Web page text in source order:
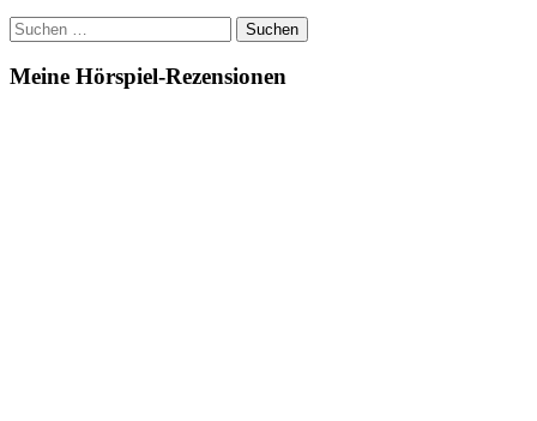
Suchen
nach:
Meine Hörspiel-Rezensionen